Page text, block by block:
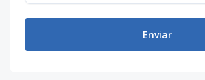
Enviar